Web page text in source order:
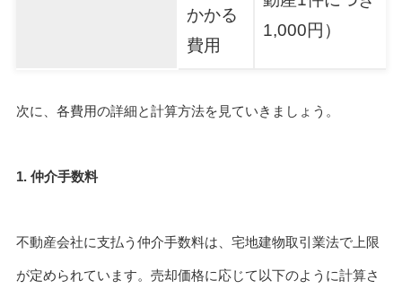
かかる
費用
1,000円）
次に、各費用の詳細と計算方法を見ていきましょう。
1. 仲介手数料
不動産会社に支払う仲介手数料は、宅地建物取引業法で上限
が定められています。売却価格に応じて以下のように計算さ